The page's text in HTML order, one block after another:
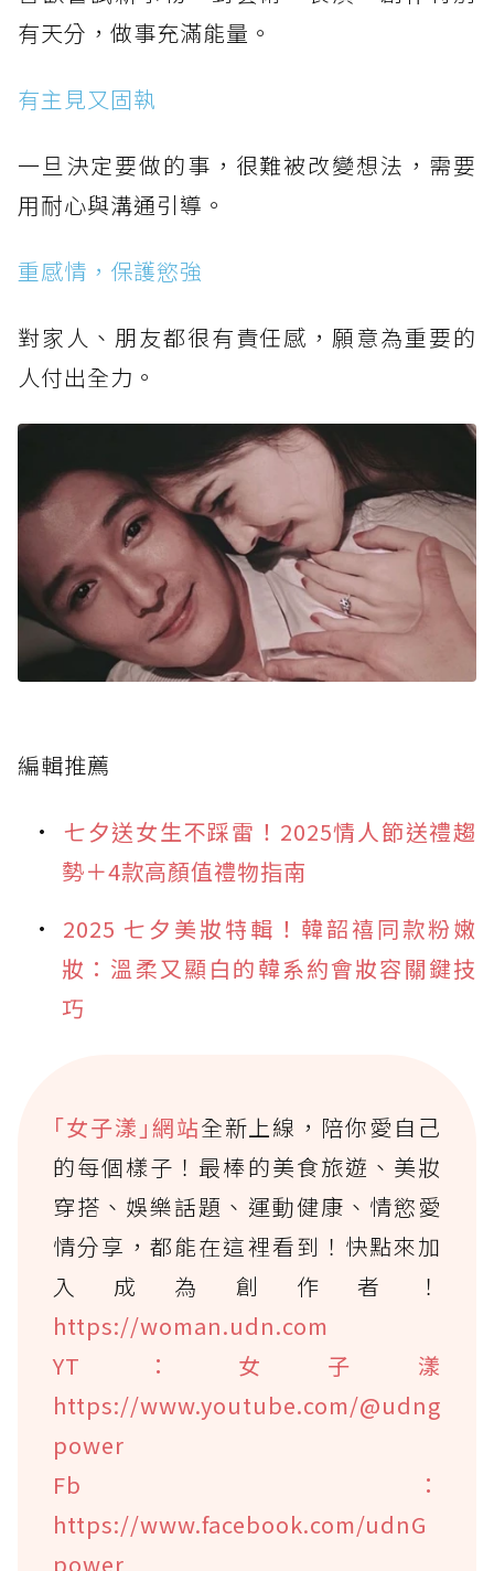
有天分，做事充滿能量。
有主見又固執
一旦決定要做的事，很難被改變想法，需要
用耐心與溝通引導。
重感情，保護慾強
對家人、朋友都很有責任感，願意為重要的
人付出全力。
編輯推薦
七夕送女生不踩雷！2025情人節送禮趨
勢＋4款高顏值禮物指南
2025 七夕美妝特輯！韓韶禧同款粉嫩
妝：溫柔又顯白的韓系約會妝容關鍵技
巧
｢女子漾｣網站全新上線，陪你愛自己
的每個樣子！最棒的美食旅遊、美妝
穿搭、娛樂話題、運動健康、情慾愛
情分享，都能在這裡看到！快點來加
入成為創作者！
https://woman.udn.com
YT：女子漾
https://www.youtube.com/@udng
power
Fb：
https://www.facebook.com/udnG
power